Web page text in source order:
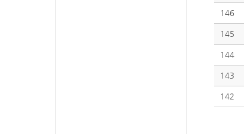
146
145
144
143
142